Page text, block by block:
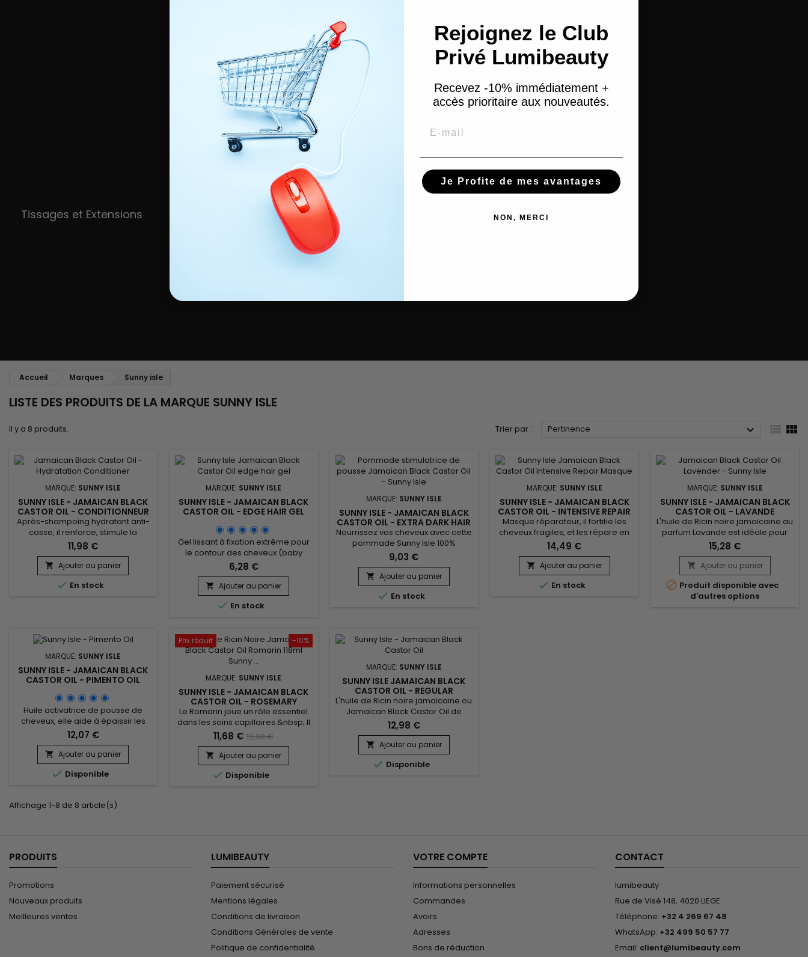
Tissages et Extensions
Accueil Marques Sunny isle
LISTE DES PRODUITS DE LA MARQUE SUNNY ISLE
Il y a 8 produits. Trier par : Pertinence  
MARQUE: SUNNY ISLE
SUNNY ISLE - JAMAICAN BLACK
CASTOR OIL - CONDITIONNEUR
HYDRATANT EXTRA DARK
Après-shampoing hydratant anti-
casse, il renforce, stimule la
pousse, aide à démêler et traite le
cuir chevelu sec et les
démangeaisons. Sunny Isle Extra
Dark Jamaican Black Castor Oil
Conditioner contient de la protéine
aux cheveux...
11,98 €
 Ajouter au panier
 En stock
MARQUE: SUNNY ISLE
SUNNY ISLE - JAMAICAN BLACK
CASTOR OIL - EDGE HAIR GEL
Gel lissant à fixation extrême pour
le contour des cheveux (baby
hair).&nbsp; Il nourrit en
profondeur et améliore la
croissance capillaire et fixe.&nbsp;
Sunny Isle Jamaican Black Castor
Oil Edge Control Gel lisse, renforce
prodigieuse tout en fixant
durablement la coiffure sans...
6,28 €
 Ajouter au panier
 En stock
MARQUE: SUNNY ISLE
SUNNY ISLE - JAMAICAN BLACK
CASTOR OIL - EXTRA DARK HAIR
FOOD POMADE
Nourrissez vos cheveux avec cette
pommade Sunny Isle 100%
naturelle à l'huile de Ricin noire
jamaïcaine extra-foncée.&nbsp;
Une solution parfaite pour hydrater
le cuir chevelu sec et prévenir la
casse des cheveux tout en
Dark Hair Food Pomade est...
9,03 €
 Ajouter au panier
 En stock
MARQUE: SUNNY ISLE
SUNNY ISLE - JAMAICAN BLACK
CASTOR OIL - INTENSIVE REPAIR
MASQUE
Masque réparateur, il fortifie les
cheveux fragiles, et les répare en
profondeur.&nbsp; Profondément
nourrissant et hydratant, Sunny Isle
Jamaican Black Castor Oil
Intensive Repair Masque améliore
la résistance des cheveux, tout en
14,49 €
 Ajouter au panier
 En stock
MARQUE: SUNNY ISLE
SUNNY ISLE - JAMAICAN BLACK
CASTOR OIL - LAVANDE
L'huile de Ricin noire jamaïcaine au
parfum Lavande est idéale pour
les cheveux secs et cassants. La
Lavande est considérée comme
l'essence la plus polyvalente en
aromathérapie ! Elle est un
antibiotique naturel, antiseptique,
anti-dépresseur, sédatif !... elle
15,28 €
 Ajouter au panier
 Produit disponible avec
d'autres options
MARQUE: SUNNY ISLE
SUNNY ISLE - JAMAICAN BLACK
CASTOR OIL - PIMENTO OIL
Huile activatrice de pousse de
cheveux, elle aide à épaissir les
cheveux fins et lutter contre la
casse.&nbsp; Puissante
combinaison entre l’huile
essentielle de piment et l’huile de
Ricin noire, Pimento Oil de Sunny
cheveux.&nbsp; La pousse des
12,07 €
 Ajouter au panier
 Disponible
-10%
Prix réduit
MARQUE: SUNNY ISLE
SUNNY ISLE - JAMAICAN BLACK
CASTOR OIL - ROSEMARY
Le Romarin joue un rôle essentiel
dans les soins capillaires.&nbsp; Il
protège les cheveux des
pellicules.&nbsp; Donc, pour
ceux/celles d'entre vous qui
aiment un parfum doux et frais sur
la peau et/ou des cheveux sains,
11,68 € 12,98 €
 Ajouter au panier
 Disponible
MARQUE: SUNNY ISLE
SUNNY ISLE JAMAICAN BLACK
CASTOR OIL - REGULAR
L'huile de Ricin noire jamaïcaine ou
Jamaïcan Black Castor Oil de
Sunny Isle lisse, protège et favorise
la pousse des cheveux. Votre
alliée pour une hydratation intense
des cheveux fins et secs et des
pointes fourchues, s'utilise aussi
12,98 €
 Ajouter au panier
 Disponible
Affichage 1-8 de 8 article(s)
PRODUITS
Promotions
Nouveaux produits
Meilleures ventes
LUMIBEAUTY
Paiement sécurisé
Mentions légales
Conditions de livraison
Conditions Générales de vente
Politique de confidentialité
VOTRE COMPTE
Informations personnelles
Commandes
Avoirs
Adresses
Bons de réduction
CONTACT
lumibeauty
Rue de Visé 148, 4020 LIEGE
Téléphone: +32 4 269 67 48
WhatsApp: +32 499 50 57 77
Email: client@lumibeauty.com
Rejoignez le Club
Privé Lumibeauty
Recevez -10% immédiatement +
accès prioritaire aux nouveautés.
Je Profite de mes avantages
NON, MERCI